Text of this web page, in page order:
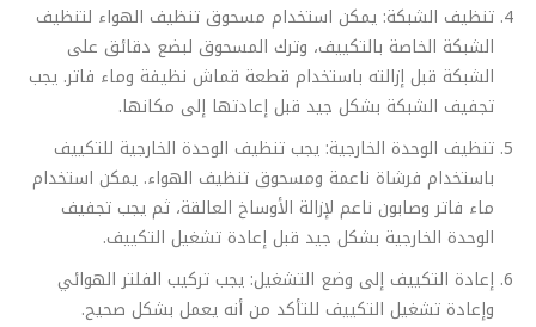
تنظيف الشبكة: يمكن استخدام مسحوق تنظيف الهواء لتنظيف
الشبكة الخاصة بالتكييف، وترك المسحوق لبضع دقائق على
الشبكة قبل إزالته باستخدام قطعة قماش نظيفة وماء فاتر. يجب
تجفيف الشبكة بشكل جيد قبل إعادتها إلى مكانها.
تنظيف الوحدة الخارجية: يجب تنظيف الوحدة الخارجية للتكييف
باستخدام فرشاة ناعمة ومسحوق تنظيف الهواء. يمكن استخدام
ماء فاتر وصابون ناعم لإزالة الأوساخ العالقة، ثم يجب تجفيف
الوحدة الخارجية بشكل جيد قبل إعادة تشغيل التكييف.
إعادة التكييف إلى وضع التشغيل: يجب تركيب الفلتر الهوائي
وإعادة تشغيل التكييف للتأكد من أنه يعمل بشكل صحيح.